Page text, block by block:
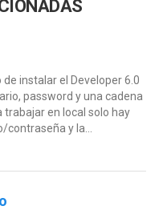
instalar el Developer 6.0
password y una cadena
trabajar en local solo hay
y la...